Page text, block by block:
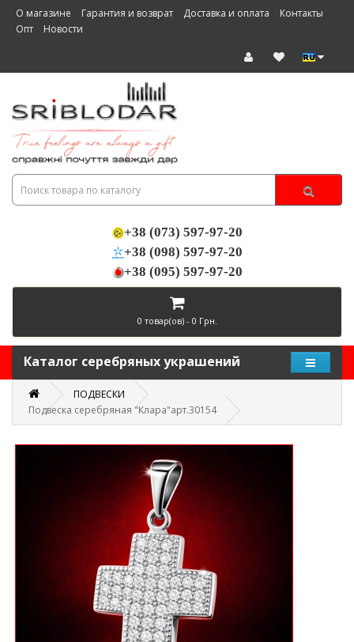
О магазине Гарантия и возврат Доставка и оплата
Контакты
Опт
Новости
+38 (073) 597-97-20
+38 (098) 597-97-20
+38 (095) 597-97-20
0 товар(ов) - 0 Грн.
Каталог серебряных украшений
ПОДВЕСКИ
Подвеска серебряная "Клара"арт.30154